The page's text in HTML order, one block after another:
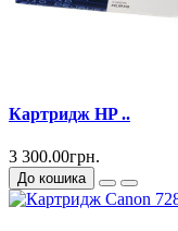
Картридж HP ..
3 300.00грн.
До кошика